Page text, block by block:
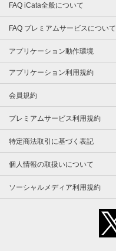
FAQ iCata全般について
FAQ プレミアムサービスについて
アプリケーション動作環境
アプリケーション利用規約
会員規約
プレミアムサービス利用規約
特定商法取引に基づく表記
個人情報の取扱いについて
ソーシャルメディア利用規約